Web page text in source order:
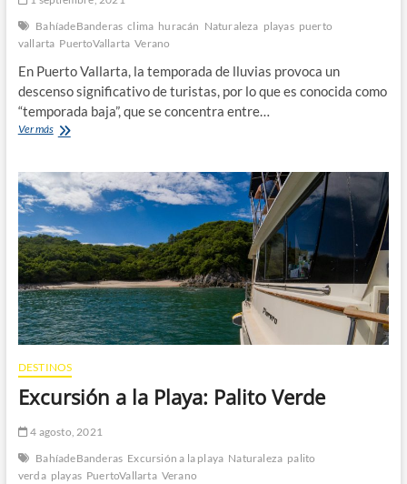
BahíadeBanderas clima huracán Naturaleza playas puerto
vallarta PuertoVallarta Verano
En Puerto Vallarta, la temporada de lluvias provoca un
descenso significativo de turistas, por lo que es conocida como
“temporada baja”, que se concentra entre…
Ver másTormenta
Paraiso:
Temporada
de
Huracanes
en
Puerto
Vallarta
DESTINOS
Excursión a la Playa: Palito Verde
4 agosto, 2021
BahíadeBanderas Excursión a la playa Naturaleza palito
verda playas PuertoVallarta Verano